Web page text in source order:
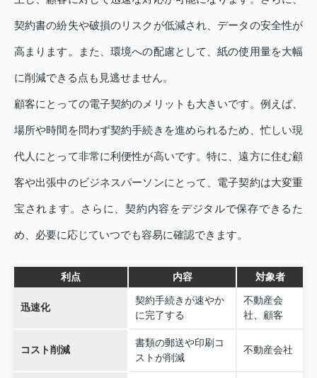
契約書の紛失や破損のリスクが低減され、データの安全性が
高まります。また、環境への配慮として、紙の使用量を大幅
に削減できる点も見逃せません。
顧客にとっての電子契約のメリットも大きいです。例えば、
場所や時間を問わず契約手続きを進められるため、忙しい現
代人にとって非常に利便性が高いです。特に、遠方に住む顧
客や出張中のビジネスパーソンにとって、電子契約は大変重
宝されます。さらに、契約内容をデジタルで保存できるた
め、必要に応じていつでも容易に確認できます。
利点 内容 対象者
迅速化
契約手続きが速やか
に完了する
不動産会
社、顧客
コスト削減
書類の郵送や印刷コ
ストが削減
不動産会社